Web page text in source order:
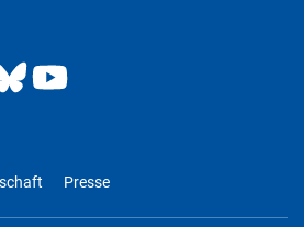
Presse